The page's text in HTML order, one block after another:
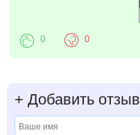
0 0
+ Добавить отзыв